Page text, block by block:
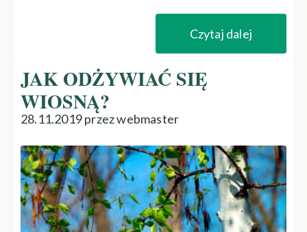
Czytaj dalej
JAK ODŻYWIAĆ SIĘ
WIOSNĄ?
28.11.2019 przez webmaster